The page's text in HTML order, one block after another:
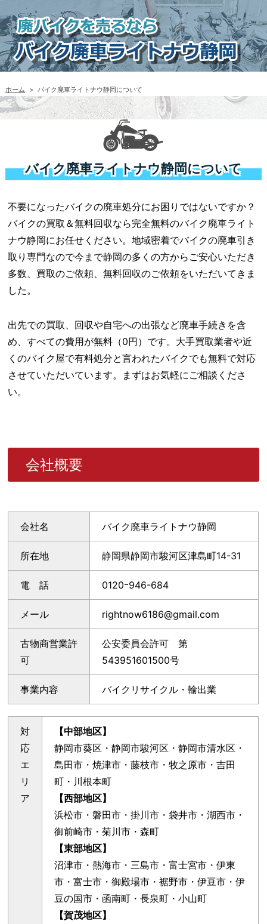
ホーム > バイク廃車ライトナウ静岡について
バイク廃車ライトナウ静岡について
不要になったバイクの廃車処分にお困りではないですか？
バイクの買取＆無料回収なら完全無料のバイク廃車ライト
ナウ静岡にお任せください。地域密着でバイクの廃車引き
取り専門なので今まで静岡の多くの方からご安心いただき
多数、買取のご依頼、無料回収のご依頼をいただいてきま
した。
出先での買取、回収や自宅への出張など廃車手続きを含
め、すべての費用が無料（0円）です。大手買取業者や近
くのバイク屋で有料処分と言われたバイクでも無料で対応
させていただいています。まずはお気軽にご相談くださ
い。
会社概要
会社名 バイク廃車ライトナウ静岡
所在地 静岡県静岡市駿河区津島町14-31
電 話 0120ｰ946-684
メール rightnow6186@gmail.com
古物商営業許
可
公安委員会許可 第
543951601500号
事業内容 バイクリサイクル・輸出業
対
応
エ
リ
ア
【中部地区】
静岡市葵区・静岡市駿河区・静岡市清水区・
島田市・焼津市・藤枝市・牧之原市・吉田
町・川根本町
【西部地区】
浜松市・磐田市・掛川市・袋井市・湖西市・
御前崎市・菊川市・森町
【東部地区】
沼津市・熱海市・三島市・富士宮市・伊東
市・富士市・御殿場市・裾野市・伊豆市・伊
豆の国市・函南町・長泉町・小山町
【賀茂地区】